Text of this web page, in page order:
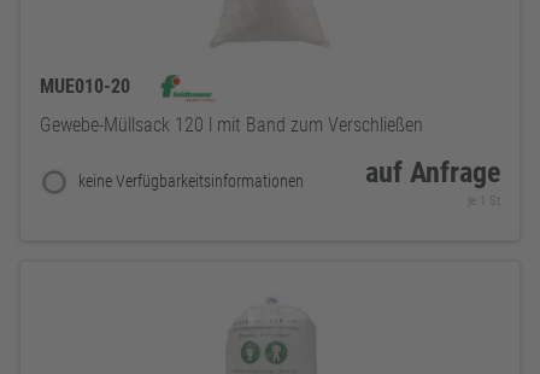
MUE010-20
Gewebe-Müllsack 120 l mit Band zum Verschließen
keine Verfügbarkeitsinformationen auf Anfrage
je 1 St